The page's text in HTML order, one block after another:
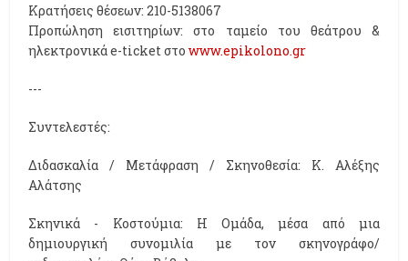
Κρατήσεις θέσεων: 210-5138067
Προπώληση εισιτηρίων: στο ταμείο του θεάτρου &
ηλεκτρονικά e-ticket στοwww.epikolono.gr
---
Συντελεστές:
Διδασκαλία / Μετάφραση / Σκηνοθεσία: Κ. Αλέξης
Αλάτσης
Σκηνικά - Κοστούμια: Η Ομάδα, μέσα από μια
δημιουργική συνομιλία με τον σκηνογράφο/